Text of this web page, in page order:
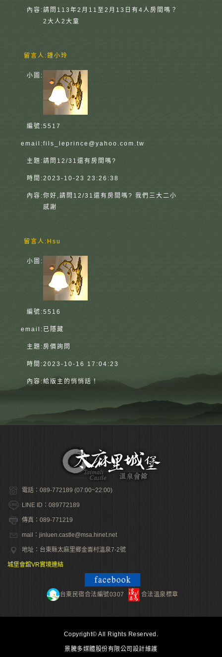
內容:請問113年2月11至2月13日有4人房間嗎？
2大人2大童
留言人:鍾小玲
小圖:
編號:5517
email:fils_leprince@yahoo.com.tw
主題:請問12/31還有房間嗎?
時間:2023-10-23 23:26:38
內容:你好,請問12/31還有房間嗎? 我們三大二小
感謝
留言人: Hsu
小圖:
編號:5516
email: 已隱藏
主題:房價詢問
時間:2023-10-16 17:04:23
內容:給版主的悄悄話！
電話：089-772189 (07:00~22:00)
LINE ID：089772189
傳真：089-771219
mail：jinluen.castle@msa.hinet.net
地址：台東縣太麻里鄉金崙村溫泉7-2號
城堡會舘VR實境連結
台東民宿合法編號0307 合法溫泉標章
Copyright© All Rights Reserved.
景騰多媒體股份有限公司 設計維護